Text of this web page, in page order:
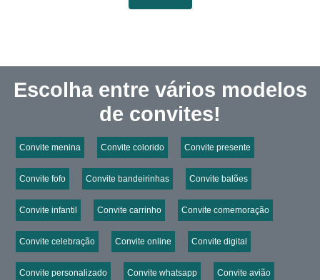
Escolha entre vários modelos
de convites!
Convite menina Convite colorido Convite presente
Convite fofo Convite bandeirinhas Convite balões
Convite infantil Convite carrinho Convite comemoração
Convite celebração Convite online Convite digital
Convite personalizado Convite whatsapp Convite avião